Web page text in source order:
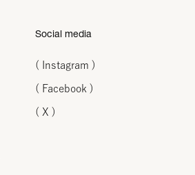
Social media
( Instagram )
( Facebook )
( X )